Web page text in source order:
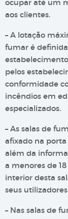
ocupar até um
aos clientes.
– A lotação
fumar é
pelos
conformidade
incêndios em
especializados.
– As salas de
afixado na
além da
a menores de
interior desta
seus
– Nas salas de